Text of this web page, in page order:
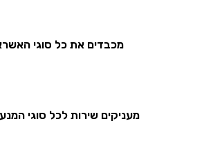
מכבדים את כל סוגי האשראי
מעניקים שירות לכל סוגי המנעולים: